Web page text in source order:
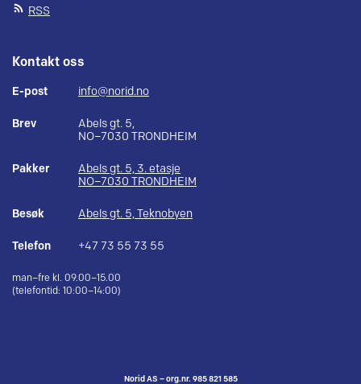
RSS
Kontakt oss
E-post info@norid.no
Brev
Abels gt. 5,
NO–7030 TRONDHEIM
Pakker
Abels gt. 5, 3. etasje
NO–7030 TRONDHEIM
Besøk Abels gt. 5, Teknobyen
Telefon +47 73 55 73 55
man–fre kl. 09.00–15.00
(telefontid: 10:00–14:00)
Norid AS – org.nr. 985 821 585